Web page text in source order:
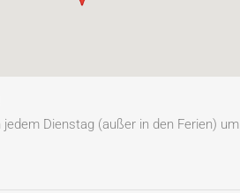
Dienstag (außer in den Ferien) um